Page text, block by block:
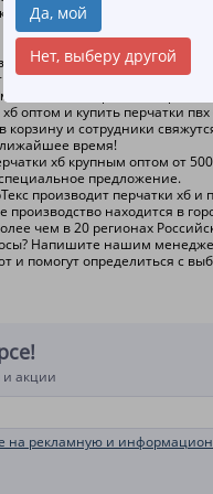
Да, мой
Нет, выберу другой
оптом и в розницу. 10
при этом
Перчатки хб и перчатки пвх
загрязнений
рук. Чаще всего
мастерские,
оптом и купить перчатки
корзину и сотрудники
время!
хб крупным оптом от
предложение.
производит перчатки хб и
находится в
чем в 20 регионах
Напишите нашим
и помогут определиться с
и акции
на рекламную и